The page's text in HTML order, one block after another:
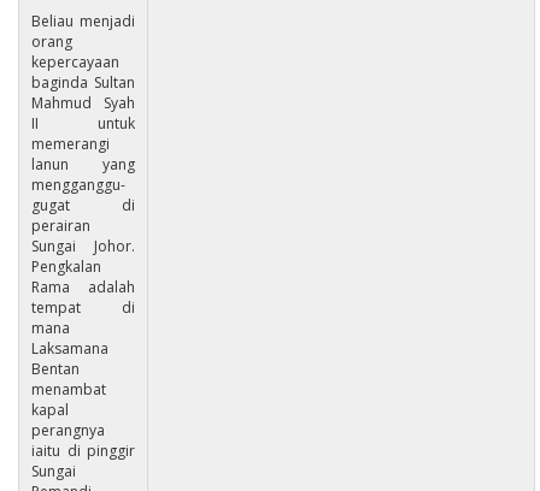
Beliau menjadi
orang
kepercayaan
baginda Sultan
Mahmud Syah
II untuk
memerangi
lanun yang
mengganggu-
gugat di
perairan
Sungai Johor.
Pengkalan
Rama adalah
tempat di
mana
Laksamana
Bentan
menambat
kapal
perangnya
iaitu di pinggir
Sungai